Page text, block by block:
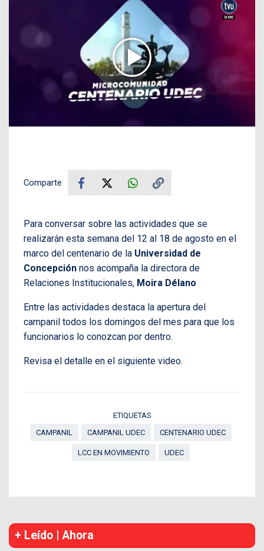
Comparte
Para conversar sobre las actividades que se
realizarán esta semana del 12 al 18 de agosto en el
marco del centenario de la Universidad de
Concepción nos acompaña la directora de
Relaciones Institucionales, Moira Délano
Entre las actividades destaca la apertura del
campanil todos los domingos del mes para que los
funcionarios lo conozcan por dentro.
Revisa el detalle en el siguiente video.
ETIQUETAS
CAMPANIL
CAMPANIL UDEC CENTENARIO UDEC
LCC EN MOVIMIENTO UDEC
+ Leído | Ahora